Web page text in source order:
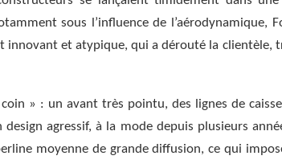
sous l’influence de l’aérodynamique,
innovant et atypique, qui a dérouté la clientèle,
» : un avant très pointu, des lignes de
design agressif, à la mode depuis plusieurs
moyenne de grande diffusion, ce qui